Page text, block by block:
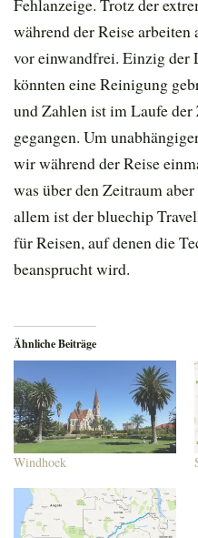
Fehlanzeige. Trotz der
während der Reise
vor einwandfrei. Einzig der
könnten eine Reinigung
und Zahlen ist im Laufe
gegangen. Um
wir während der Reise
was über den Zeitraum
allem ist der bluechip
für Reisen, auf denen die
beansprucht wird.
Ähnliche Beiträge
Windhoek